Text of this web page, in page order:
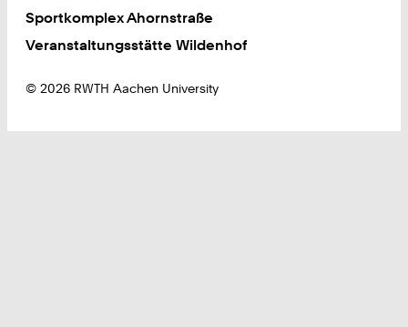
Sportkomplex Ahornstraße
Veranstaltungsstätte Wildenhof
© 2026 RWTH Aachen University